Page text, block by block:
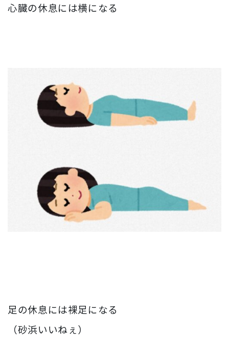
心臓の休息には横になる
足の休息には裸足になる
（砂浜いいねぇ）